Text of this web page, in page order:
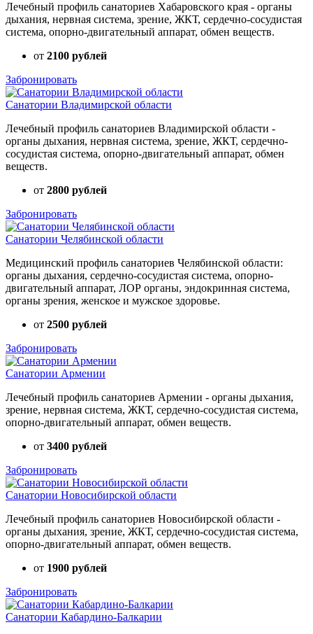
Лечебный профиль санаториев Хабаровского края - органы
дыхания, нервная система, зрение, ЖКТ, сердечно-сосудистая
система, опорно-двигательный аппарат, обмен веществ.
от 2100 рублей
Забронировать
Санатории Владимирской области
Лечебный профиль санаториев Владимирской области -
органы дыхания, нервная система, зрение, ЖКТ, сердечно-
сосудистая система, опорно-двигательный аппарат, обмен
веществ.
от 2800 рублей
Забронировать
Санатории Челябинской области
Медицинский профиль санаториев Челябинской области:
органы дыхания, сердечно-сосудистая система, опорно-
двигательный аппарат, ЛОР органы, эндокринная система,
органы зрения, женское и мужское здоровье.
от 2500 рублей
Забронировать
Санатории Армении
Лечебный профиль санаториев Армении - органы дыхания,
зрение, нервная система, ЖКТ, сердечно-сосудистая система,
опорно-двигательный аппарат, обмен веществ.
от 3400 рублей
Забронировать
Санатории Новосибирской области
Лечебный профиль санаториев Новосибирской области -
органы дыхания, зрение, ЖКТ, сердечно-сосудистая система,
опорно-двигательный аппарат, обмен веществ.
от 1900 рублей
Забронировать
Санатории Кабардино-Балкарии